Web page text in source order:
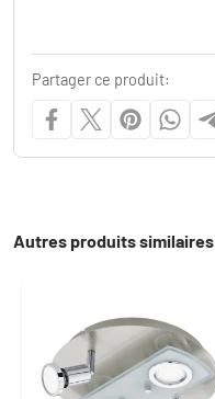
Partager ce produit:
Autres produits similaires